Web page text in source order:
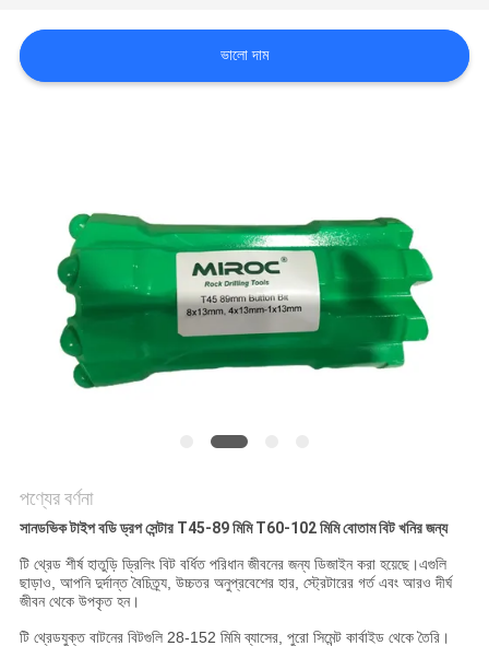
সাইট
POLICY
ভালো দাম
পণ্যের বর্ণনা
সানডভিক টাইপ বডি ড্রপ সেন্টার T45-89 মিমি T60-102 মিমি বোতাম বিট খনির জন্য
টি থ্রেড শীর্ষ হাতুড়ি ড্রিলিং বিট বর্ধিত পরিধান জীবনের জন্য ডিজাইন করা হয়েছে।এগুলি
ছাড়াও, আপনি দুর্দান্ত বৈচিত্র্য, উচ্চতর অনুপ্রবেশের হার, স্ট্রেটারের গর্ত এবং আরও দীর্ঘ
জীবন থেকে উপকৃত হন।
টি থ্রেডযুক্ত বাটনের বিটগুলি 28-152 মিমি ব্যাসের, পুরো সিমেন্ট কার্বাইড থেকে তৈরি।